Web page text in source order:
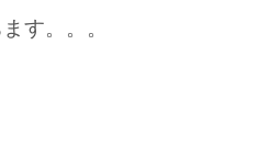
す。。。